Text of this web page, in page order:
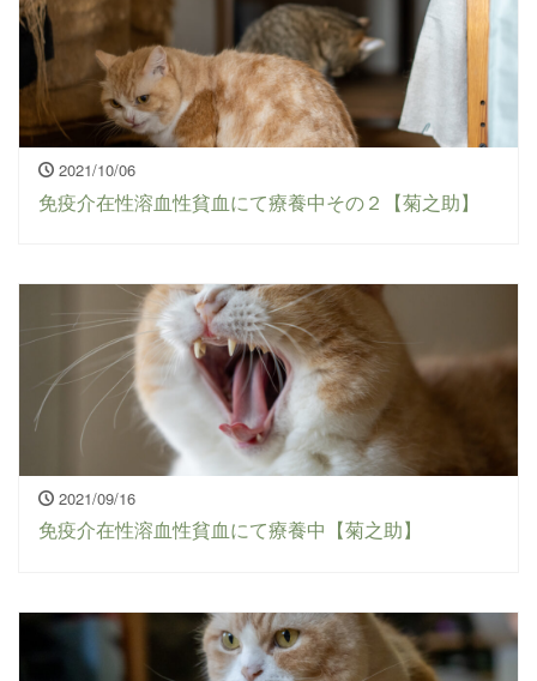
2021/10/06
免疫介在性溶血性貧血にて療養中その２【菊之助】
2021/09/16
免疫介在性溶血性貧血にて療養中【菊之助】